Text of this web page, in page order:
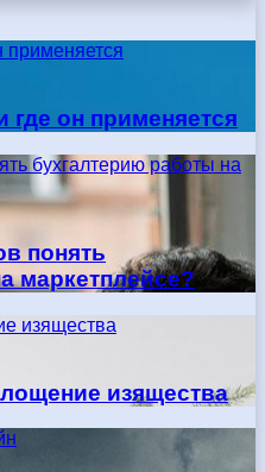
применяется
где он применяется
бухгалтерию работы на
понять
маркетплейсе?
изящества
изящества